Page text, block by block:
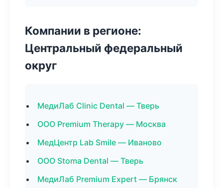
Компании в регионе:
Центральный федеральный
округ
МедиЛаб Clinic Dental — Тверь
ООО Premium Therapy — Москва
МедЦентр Lab Smile — Иваново
ООО Stoma Dental — Тверь
МедиЛаб Premium Expert — Брянск